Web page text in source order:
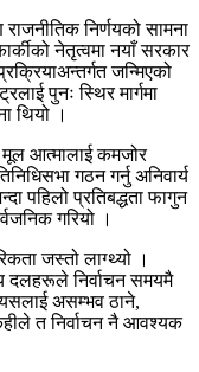
निर्णयको सामना
नेतृत्वमा नयाँ सरकार
जन्मिएको
पुनः स्थिर मार्गमा
थियो ।
मूल आत्मालाई कमजोर
गठन गर्नु अनिवार्य
पहिलो प्रतिबद्धता फागुन
गरियो ।
जस्तो लाग्थ्यो ।
दलहरूले निर्वाचन समयमै
असम्भव ठाने,
त निर्वाचन नै आवश्यक